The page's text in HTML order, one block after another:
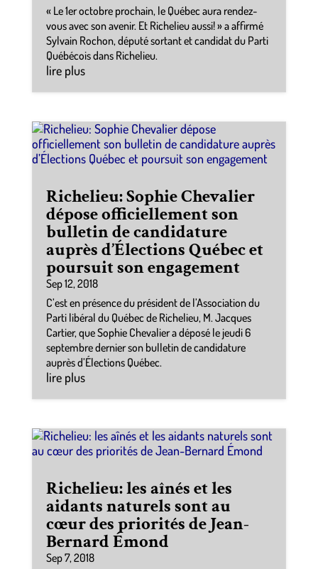
« Le 1er octobre prochain, le Québec aura rendez-
vous avec son avenir. Et Richelieu aussi! » a affirmé
Sylvain Rochon, député sortant et candidat du Parti
Québécois dans Richelieu.
lire plus
Richelieu: Sophie Chevalier
dépose officiellement son
bulletin de candidature
auprès d’Élections Québec et
poursuit son engagement
Sep 12, 2018
C’est en présence du président de l’Association du
Parti libéral du Québec de Richelieu, M. Jacques
Cartier, que Sophie Chevalier a déposé le jeudi 6
septembre dernier son bulletin de candidature
auprès d’Élections Québec.
lire plus
Richelieu: les aînés et les
aidants naturels sont au
cœur des priorités de Jean-
Bernard Émond
Sep 7, 2018